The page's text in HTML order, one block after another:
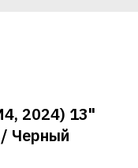
2024) 13"
Черный